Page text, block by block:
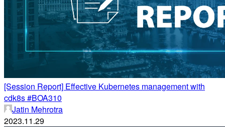
[Session Report] Effective Kubernetes management with
cdk8s #BOA310
Jatin Mehrotra
2023.11.29